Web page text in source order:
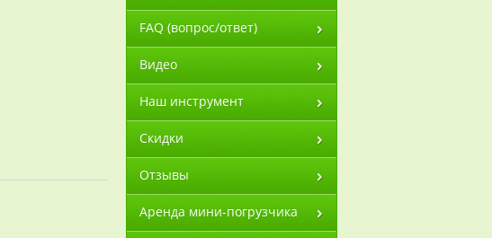
FAQ (вопрос/ответ)
Видео
Наш инструмент
Скидки
Отзывы
Аренда мини-погрузчика